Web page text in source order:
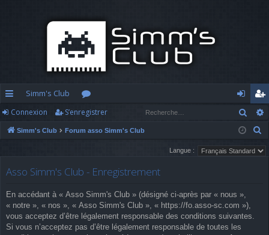
cc
ès
pi
d
e
Simm's Club
or
u
s
o
n
n
io
n
’e
nr
eg
Connexion S’enregistrer
Simm's Club Forum asso Simm's Club
c
Langue :
Asso Simm's Club - Enregistrement
En accédant à « Asso Simm's Club » (désigné ci-après par « nous »,
« notre », « nos », « Asso Simm's Club », « https://fo.asso-sc.com »),
vous acceptez d’être légalement responsable des conditions suivantes.
Si vous n’acceptez pas d’être légalement responsable de toutes les